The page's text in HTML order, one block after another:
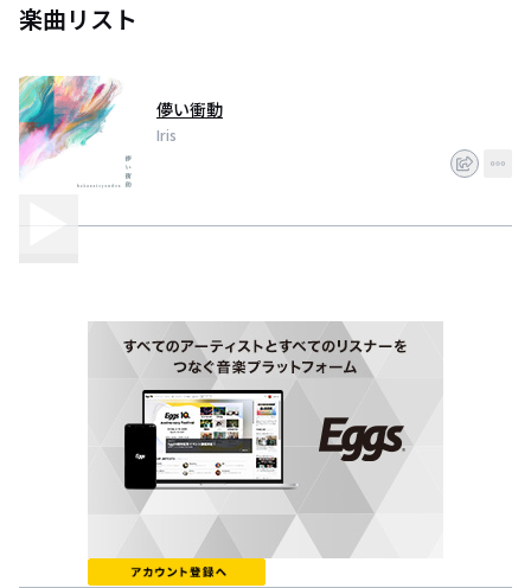
楽曲リスト
儚い衝動
Iris